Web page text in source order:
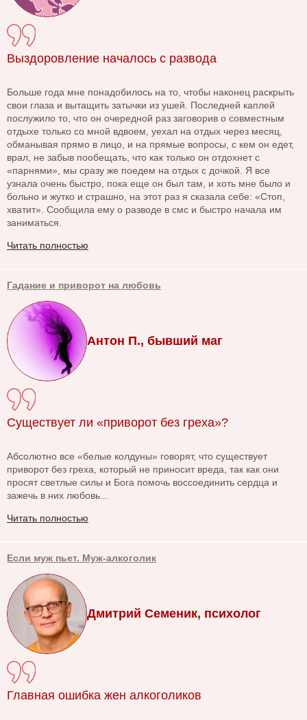
Выздоровление началось с развода
Больше года мне понадобилось на то, чтобы наконец раскрыть
свои глаза и вытащить затычки из ушей. Последней каплей
послужило то, что он очередной раз заговорив о совместным
отдыхе только со мной вдвоем, уехал на отдых через месяц,
обманывая прямо в лицо, и на прямые вопросы, с кем он едет,
врал, не забыв пообещать, что как только он отдохнет с
«парнями», мы сразу же поедем на отдых с дочкой. Я все
узнала очень быстро, пока еще он был там, и хоть мне было и
больно и жутко и страшно, на этот раз я сказала себе: «Стоп,
хватит». Сообщила ему о разводе в смс и быстро начала им
заниматься.
Читать полностью
Гадание и приворот на любовь
Антон П., бывший маг
Существует ли «приворот без греха»?
Абсолютно все «белые колдуны» говорят, что существует
приворот без греха, который не приносит вреда, так как они
просят светлые силы и Бога помочь воссоединить сердца и
зажечь в них любовь...
Читать полностью
Если муж пьет. Муж-алкоголик
Дмитрий Семеник, психолог
Главная ошибка жен алкоголиков